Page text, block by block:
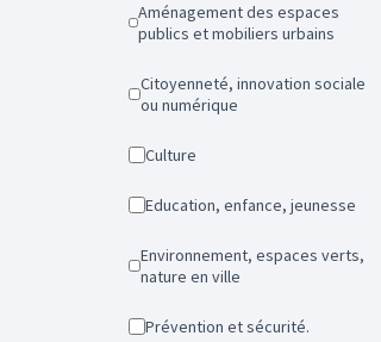
Aménagement des espaces
publics et mobiliers urbains
Citoyenneté, innovation sociale
ou numérique
Culture
Education, enfance, jeunesse
Environnement, espaces verts,
nature en ville
Prévention et sécurité.